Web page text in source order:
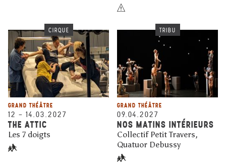
CIRQUE
GRAND THÉÂTRE
12 – 14.03.2027
THE ATTIC
Les 7 doigts
TRIBU
GRAND THÉÂTRE
09.04.2027
NOS MATINS INTÉRIEURS
Collectif Petit Travers,
Quatuor Debussy